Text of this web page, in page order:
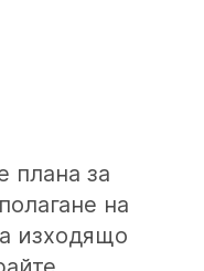
плана за
на
изходящо